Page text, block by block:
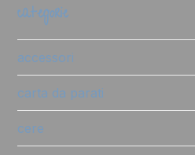
categorie
accessori
carta da parati
cere